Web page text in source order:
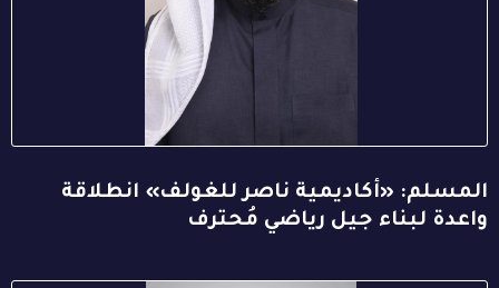
المسلم: «أكاديمية ناصر للغولف» انطلاقة
واعدة لبناء جيل رياضي مُحترف